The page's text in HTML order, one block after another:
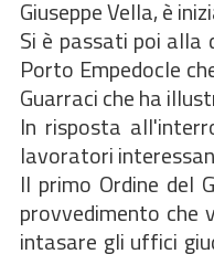
Giuseppe Vella, è
Si è passati poi alla
Porto Empedocle
Guarraci che ha
In risposta
lavoratori
Il primo Ordine del
provvedimento che
intasare gli uffici